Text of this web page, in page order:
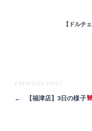
【ドルチ
PREVIOUS POST
← 【福津店】3日の様子